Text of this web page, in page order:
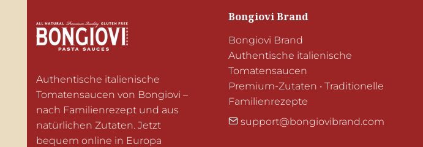
Authentische italienische
Tomatensaucen von Bongiovi –
nach Familienrezept und aus
natürlichen Zutaten. Jetzt
bequem online in Europa
Bongiovi Brand
Bongiovi Brand
Authentische italienische
Tomatensaucen
Premium-Zutaten • Traditionelle
Familienrezepte
support@bongiovibrand.com